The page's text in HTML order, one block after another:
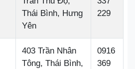
Thái Bình, Hưng
Yên
229
403 Trần Nhân
Tông, Thái Bình,
0916
369